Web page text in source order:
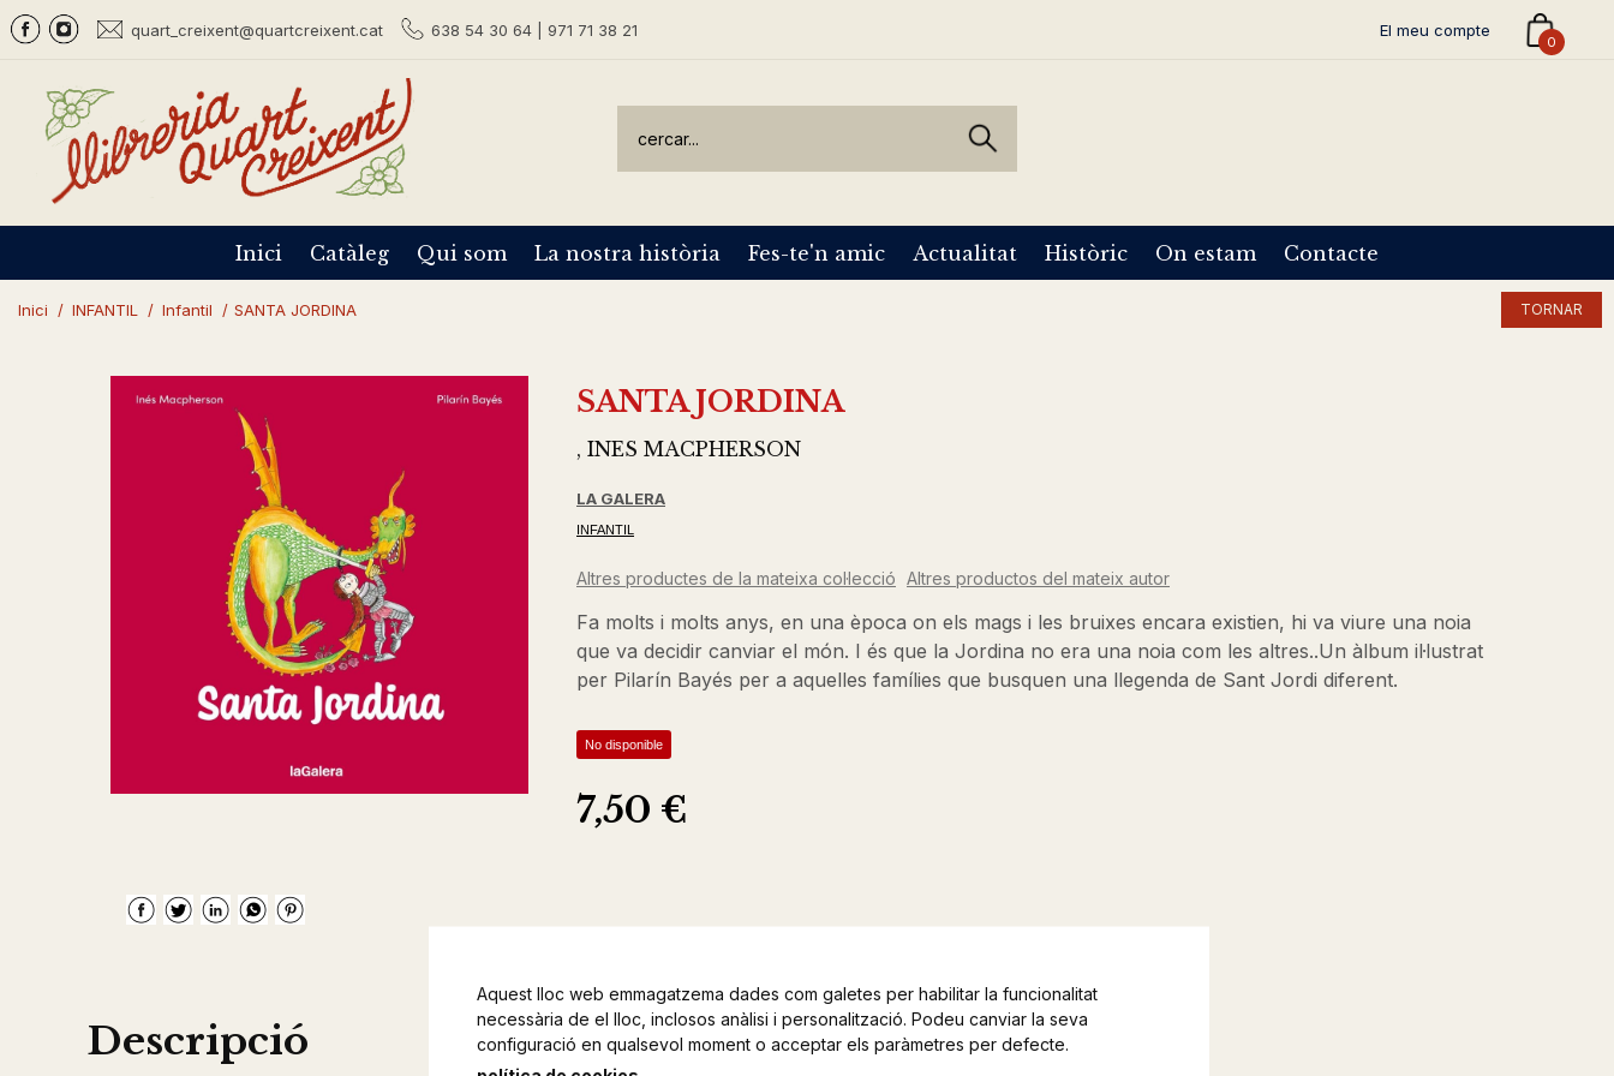
quart_creixent@quartcreixent.cat 638 54 30 64 | 971 71 38 21 El meu compte
0
Inici Catàleg Qui som La nostra història Fes-te'n amic Actualitat Històric On estam Contacte
Inici / INFANTIL / Infantil / SANTA JORDINA TORNAR
SANTA JORDINA
, INES MACPHERSON
LA GALERA
INFANTIL
Altres productes de la mateixa col·lecció Altres productos del mateix autor
Fa molts i molts anys, en una època on els mags i les bruixes encara existien, hi va viure una noia
que va decidir canviar el món. I és que la Jordina no era una noia com les altres..Un àlbum il·lustrat
per Pilarín Bayés per a aquelles famílies que busquen una llegenda de Sant Jordi diferent.
No disponible
7,50 €
Descripció
Aquest lloc web emmagatzema dades com galetes per habilitar la funcionalitat
necessària de el lloc, inclosos anàlisi i personalització. Podeu canviar la seva
configuració en qualsevol moment o acceptar els paràmetres per defecte.